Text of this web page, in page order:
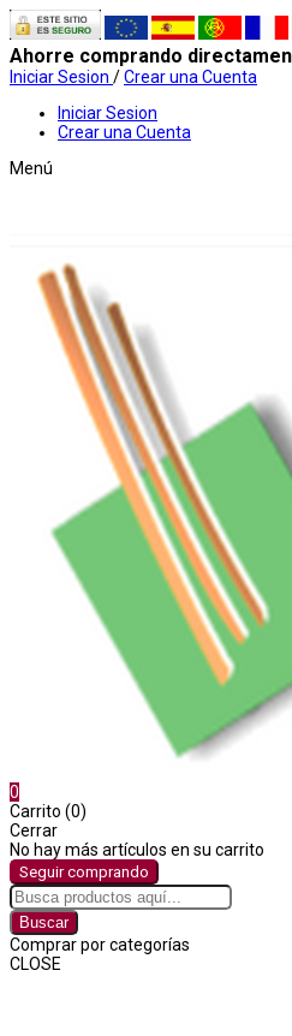
Ahorre comprando
Iniciar Sesion /Crear una Cuenta
Iniciar Sesion
Crear una Cuenta
Menú
0
Carrito (0)
Cerrar
No hay más artículos en su carrito
Seguir comprando
Buscar
Comprar por categorías
CLOSE